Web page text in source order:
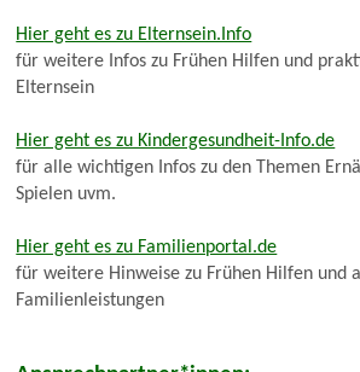
Hier geht es zu Elternsein.Info
für weitere Infos zu Frühen Hilfen und
Elternsein
Hier geht es zu Kindergesundheit-Info.de
für alle wichtigen Infos zu den Themen
Spielen uvm.
Hier geht es zu Familienportal.de
für weitere Hinweise zu Frühen Hilfen und
Familienleistungen